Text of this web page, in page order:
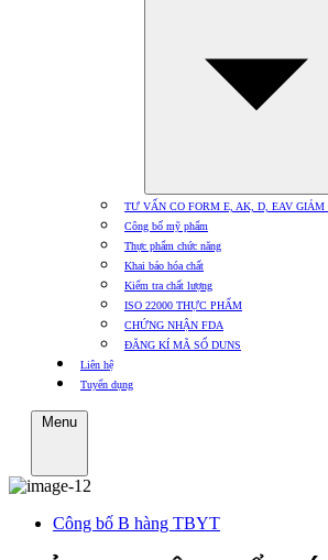
TƯ VẤN CO FORM E, AK, D, EAV GIẢM
Công bố mỹ phẩm
Thực phẩm chức năng
Khai báo hóa chất
Kiểm tra chất lượng
ISO 22000 THỰC PHẨM
CHỨNG NHẬN FDA
ĐĂNG KÍ MÃ SỐ DUNS
Liên hệ
Tuyển dụng
Menu
Công bố B hàng TBYT